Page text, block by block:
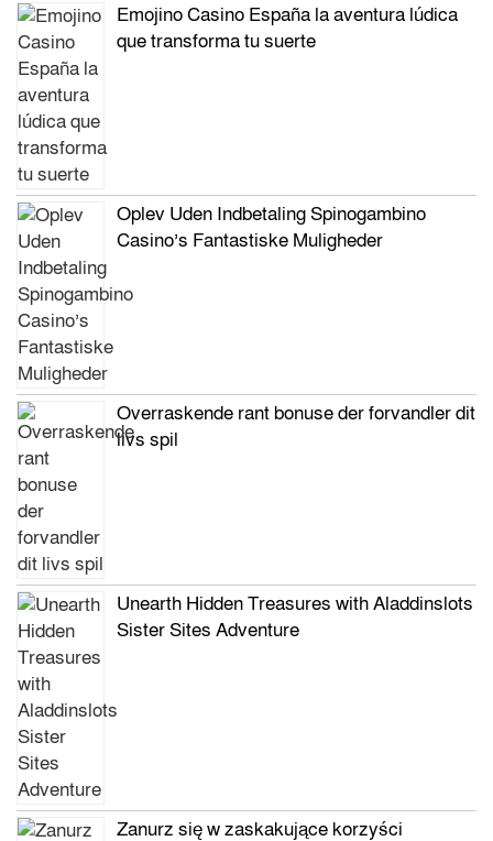
Emojino Casino España la aventura lúdica
que transforma tu suerte
Oplev Uden Indbetaling Spinogambino
Casino’s Fantastiske Muligheder
Overraskende rant bonuse der forvandler dit
livs spil
Unearth Hidden Treasures with Aladdinslots
Sister Sites Adventure
Zanurz się w zaskakujące korzyści